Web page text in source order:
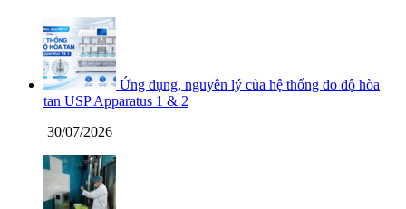
Ứng dụng, nguyên lý của hệ thống đo độ hòa
tan USP Apparatus 1 & 2
30/07/2026